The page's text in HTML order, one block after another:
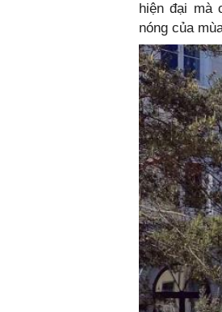
hiện đại mà
nóng của